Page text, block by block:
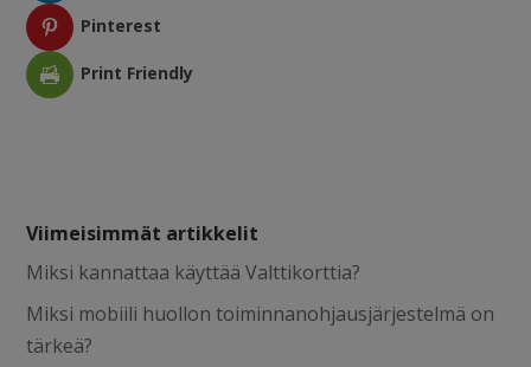
Pinterest
Print Friendly
Viimeisimmät artikkelit
Miksi kannattaa käyttää Valttikorttia?
Miksi mobiili huollon toiminnanohjausjärjestelmä on
tärkeä?